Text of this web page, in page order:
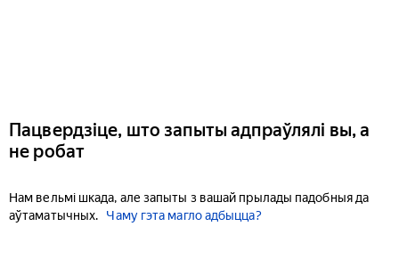
Пацвердзіце, што запыты адпраўлялі вы, а
не робат
Нам вельмі шкада, але запыты з вашай прылады падобныя да
аўтаматычных.
Чаму гэта магло адбыцца?